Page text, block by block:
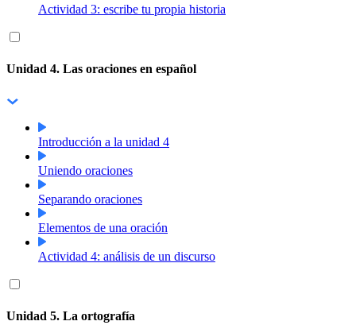
Actividad 3: escribe tu propia historia
Unidad 4. Las oraciones en español
Introducción a la unidad 4
Uniendo oraciones
Separando oraciones
Elementos de una oración
Actividad 4: análisis de un discurso
Unidad 5. La ortografía